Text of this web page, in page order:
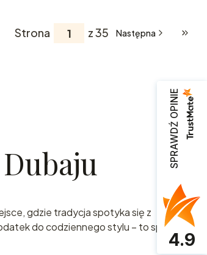
Strona z 35 Następna
gdzie tradycja spotyka się z
do codziennego stylu – to sposób
SPRAWDŹ OPINIE
4.9